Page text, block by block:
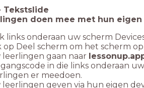
Tekstslide
doen mee met hun
links onderaan uw scherm
op Deel scherm om het scherm
leerlingen gaan naar
in die links onderaan
er meedoen.
leerlingen geven via hun eigen